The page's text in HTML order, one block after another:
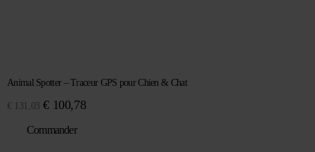
Animal Spotter – Traceur GPS pour Chien & Chat
€ 131,03 Le
initial
€ 100,78Le
Commander